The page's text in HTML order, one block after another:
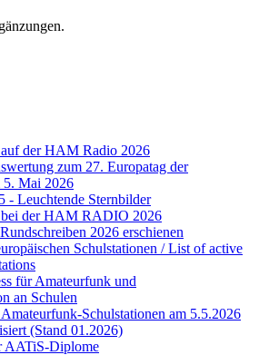
der HAM Radio 2026
zum 27. Europatag der
5. Mai 2026
- Leuchtende Sternbilder
der HAM RADIO 2026
2026 erschienen
Schulstationen / List of active
für Amateurfunk und
an Schulen
Schulstationen am 5.5.2026
(Stand 01.2026)
AATiS-Diplome